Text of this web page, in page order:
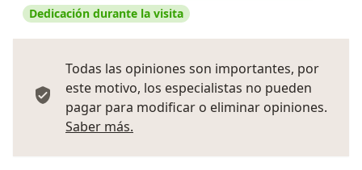
Dedicación durante la visita
Todas las opiniones son importantes, por
este motivo, los especialistas no pueden
pagar para modificar o eliminar opiniones.
Saber más.